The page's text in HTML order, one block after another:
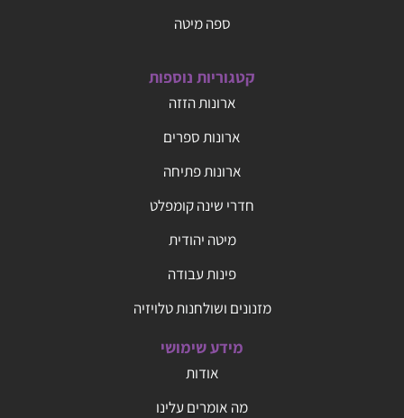
ספה מיטה
קטגוריות נוספות
ארונות הזזה
ארונות ספרים
ארונות פתיחה
חדרי שינה קומפלט
מיטה יהודית
פינות עבודה
מזנונים ושולחנות טלויזיה
מידע שימושי
אודות
מה אומרים עלינו